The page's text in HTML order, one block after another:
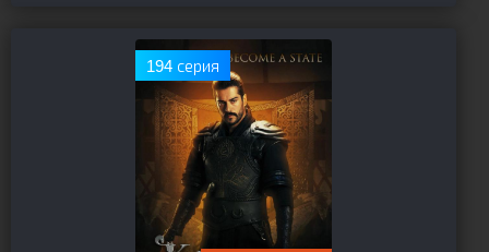
194 серия